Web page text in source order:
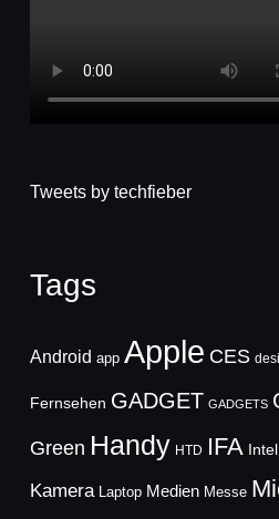
Tweets by techfieber
Tags
Android app Apple CES
Fernsehen GADGET GADGETS
Green Handy HTD IFA Intel
Kamera Laptop Medien Messe